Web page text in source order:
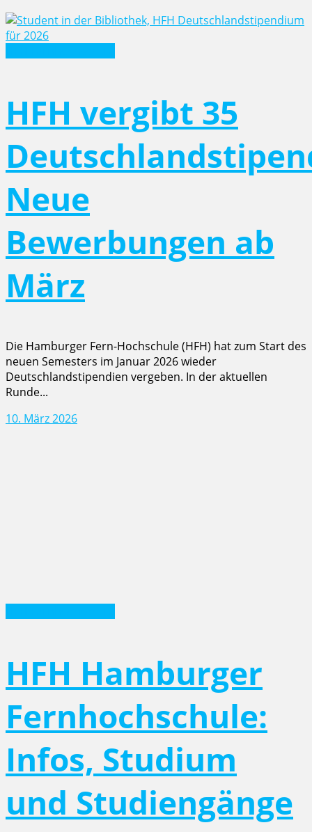
HFH vergibt 35
Neue
Bewerbungen ab
März
Die Hamburger Fern-Hochschule (HFH) hat zum Start des
neuen Semesters im Januar 2026 wieder
Deutschlandstipendien vergeben. In der aktuellen
Runde...
10. März 2026
HFH Hamburger
Fernhochschule:
Infos, Studium
und Studiengänge